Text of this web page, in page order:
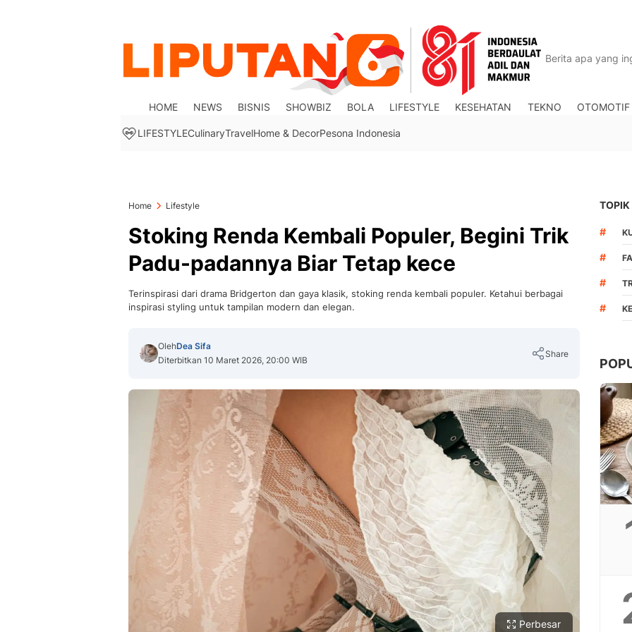
HOME NEWS BISNIS SHOWBIZ BOLA LIFESTYLE KESEHATAN TEKNO OTOMOTIF
LIFESTYLECulinaryTravelHome & DecorPesona Indonesia
Home Lifestyle
Stoking Renda Kembali Populer, Begini Trik
Padu-padannya Biar Tetap kece
Terinspirasi dari drama Bridgerton dan gaya klasik, stoking renda kembali populer. Ketahui berbagai
inspirasi styling untuk tampilan modern dan elegan.
OlehDea Sifa
Diterbitkan 10 Maret 2026, 20:00 WIB
Share
Copy Link
Perbesar
TOPIK
#
#
#
#